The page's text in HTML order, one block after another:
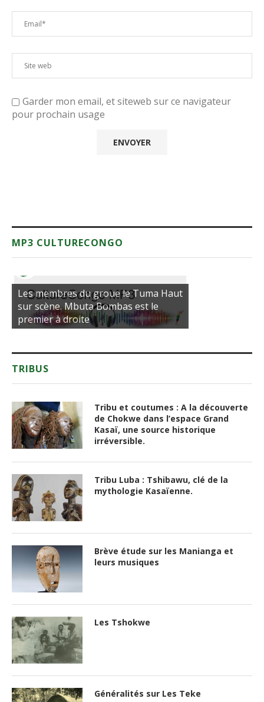
Garder mon email, et siteweb sur ce navigateur
pour prochain usage
MP3 CULTURECONGO
Les membres du groue le Tuma Haut
sur scène. Mbuta Bombas est le
premier à droite
TRIBUS
Tribu et coutumes : A la découverte
de Chokwe dans l’espace Grand
Kasaï, une source historique
irréversible.
Tribu Luba : Tshibawu, clé de la
mythologie Kasaïenne.
Brève étude sur les Manianga et
leurs musiques
Les Tshokwe
Généralités sur Les Teke